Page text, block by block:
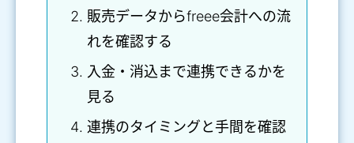
販売データからfreee会計への流
れを確認する
入金・消込まで連携できるかを
見る
連携のタイミングと手間を確認